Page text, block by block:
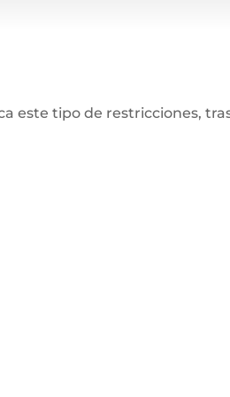
este tipo de restricciones,